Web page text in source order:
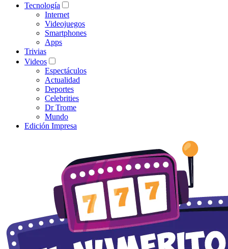
Tecnología
Internet
Videojuegos
Smartphones
Apps
Trivias
Videos
Espectáculos
Actualidad
Deportes
Celebrities
Dr Trome
Mundo
Edición Impresa